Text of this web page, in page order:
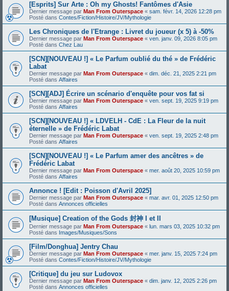
[Esprits] Sur Arte : Oh my Ghosts! Fantômes d'Asie
Dernier message par Man From Outerspace « sam. févr. 14, 2026 12:28 pm
Posté dans Contes/Fiction/Histoire/JV/Mythologie
Les Chroniques de l'Etrange : Livret du joueur (x 5) à -50%
Dernier message par Man From Outerspace « ven. janv. 09, 2026 8:05 pm
Posté dans Chez Lau
[SCN][NOUVEAU !] « Le Parfum oublié du thé » de Frédéric
Labat
Dernier message par Man From Outerspace « dim. déc. 21, 2025 2:21 pm
Posté dans Affaires
[SCN][ADJ] Écrire un scénario d'enquête pour vos fat si
Dernier message par Man From Outerspace « ven. sept. 19, 2025 9:19 pm
Posté dans Affaires
[SCN][NOUVEAU !] « LDVELH - CdE : La Fleur de la nuit
éternelle » de Frédéric Labat
Dernier message par Man From Outerspace « ven. sept. 19, 2025 2:48 pm
Posté dans Affaires
[SCN][NOUVEAU !] « Le Parfum amer des ancêtres » de
Frédéric Labat
Dernier message par Man From Outerspace « mer. août 20, 2025 10:59 pm
Posté dans Affaires
Annonce ! [Edit : Poisson d'Avril 2025]
Dernier message par Man From Outerspace « mar. avr. 01, 2025 12:50 pm
Posté dans Annonces officielles
[Musique] Creation of the Gods 封神 I et II
Dernier message par Man From Outerspace « lun. mars 03, 2025 10:32 pm
Posté dans Images/Musiques/Sons
[Film/Donghua] Jentry Chau
Dernier message par Man From Outerspace « mer. janv. 15, 2025 7:24 pm
Posté dans Contes/Fiction/Histoire/JV/Mythologie
[Critique] du jeu sur Ludovox
Dernier message par Man From Outerspace « dim. janv. 12, 2025 2:26 pm
Posté dans Annonces officielles